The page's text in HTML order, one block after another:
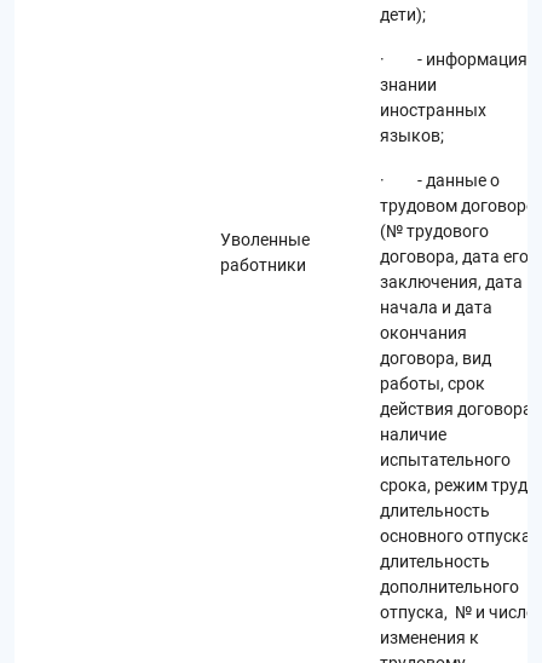
Уволенные
работники
дети);
· - информация о
знании
иностранных
языков;
· - данные о
трудовом договоре
(№ трудового
договора, дата его
заключения, дата
начала и дата
окончания
договора, вид
работы, срок
действия договора,
наличие
испытательного
срока, режим труда,
длительность
основного отпуска,
длительность
дополнительного
отпуска, № и число
изменения к